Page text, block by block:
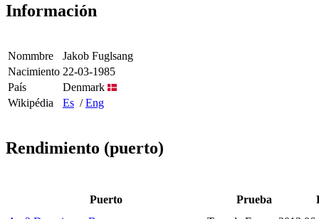
Información
Nommbre
Jakob Fuglsang
Nacimiento 22-03-1985
País
Denmark
Wikipédia
Es /Eng
Rendimiento (puerto)
Puerto Prueba